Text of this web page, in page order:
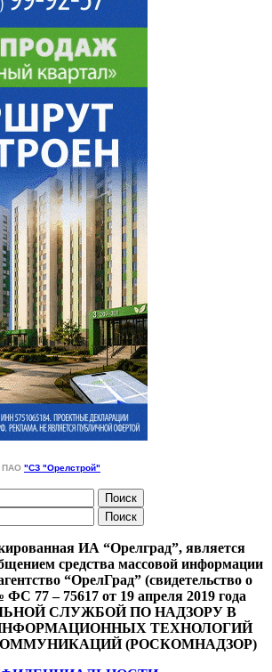
ПАО "СЗ "Орелстрой"
ИА “Орелград”, является
средства массовой информации
“ОрелГрад” (свидетельство о
77 – 75617 от 19 апреля 2019 года
СЛУЖБОЙ ПО НАДЗОРУ В
ТЕХНОЛОГИЙ
(РОСКОМНАДЗОР)